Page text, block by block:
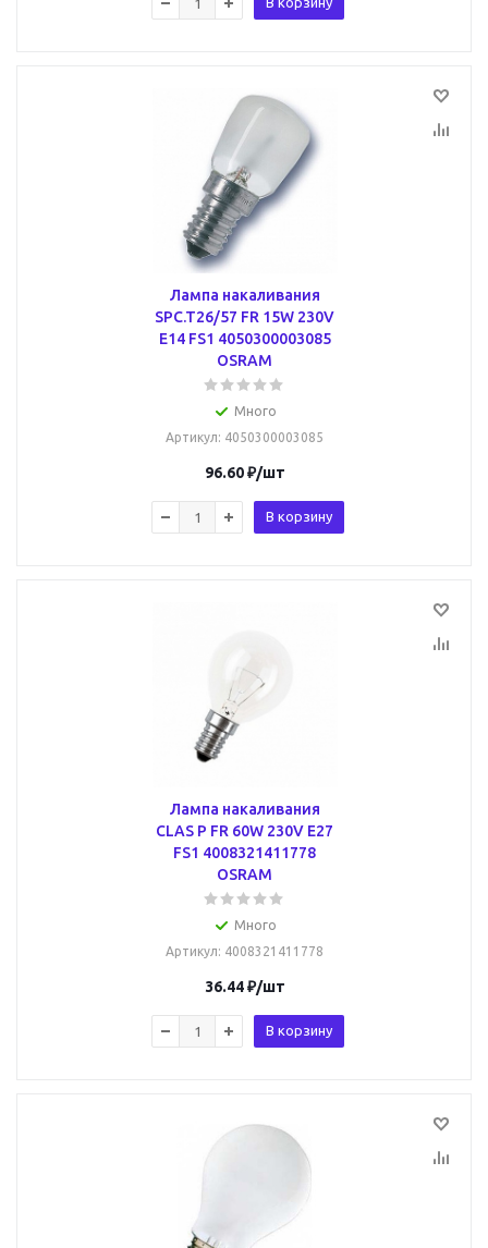
Лампа накаливания
SPC.T26/57 FR 15W 230V
E14 FS1 4050300003085
OSRAM
Много
Артикул: 4050300003085
96.60₽/шт
В корзину
Лампа накаливания
CLAS P FR 60W 230V E27
FS1 4008321411778
OSRAM
Много
Артикул: 4008321411778
36.44₽/шт
В корзину